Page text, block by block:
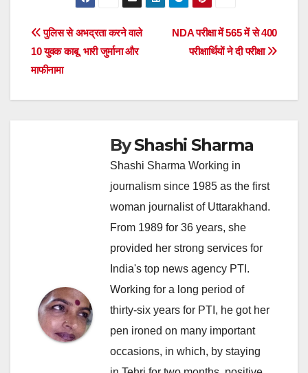
Post
navigation
NDA परीक्षा में 565 में से 400
परीक्षार्थियों ने दी परीक्षा
पुलिस से अभद्रता करने वाले
10 युवक काबू, भारी जुर्माना और
माफीनामा
ByShashi Sharma
Shashi Sharma Working in
journalism since 1985 as the first
woman journalist of Uttarakhand.
From 1989 for 36 years, she
provided her strong services for
India's top news agency PTI.
Working for a long period of
thirty-six years for PTI, he got her
pen ironed on many important
occasions, in which, by staying